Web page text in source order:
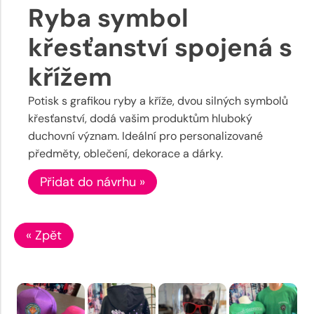
Ryba symbol
křesťanství spojená s
křížem
Potisk s grafikou ryby a kříže, dvou silných symbolů
křesťanství, dodá vašim produktům hluboký
duchovní význam. Ideální pro personalizované
předměty, oblečení, dekorace a dárky.
Přidat do návrhu »
« Zpět